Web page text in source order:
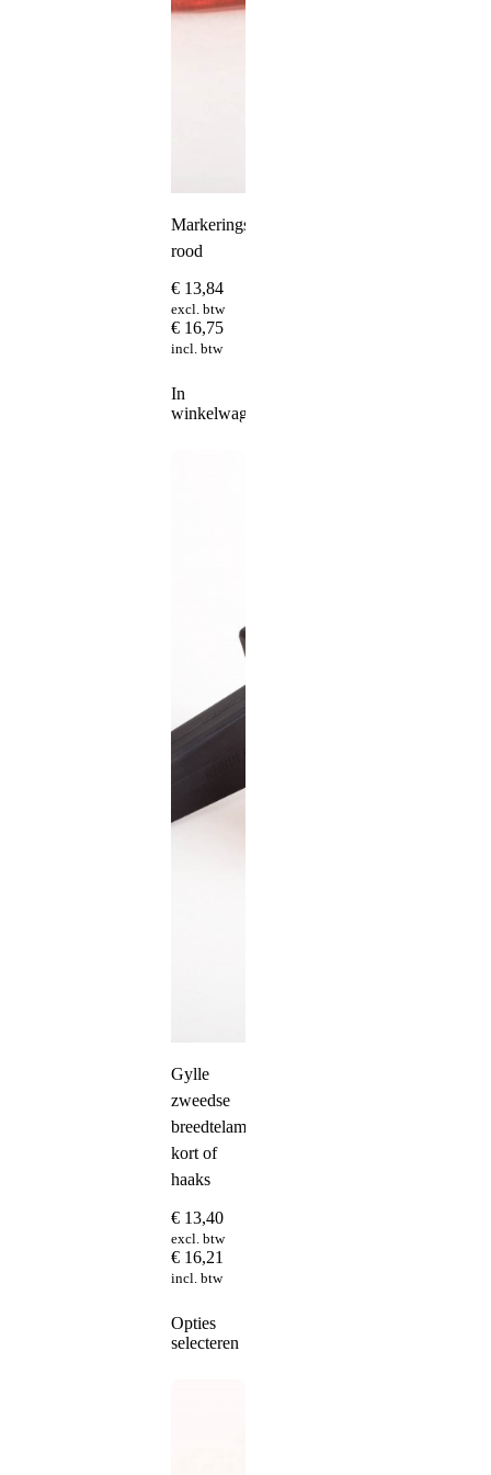
Markeringslamp
rood
€ 13,84
excl. btw
€ 16,75
incl. btw
In
winkelwagen
Gylle
zweedse
breedtelamp
kort of
haaks
€ 13,40
excl. btw
€ 16,21
incl. btw
Opties
selecteren